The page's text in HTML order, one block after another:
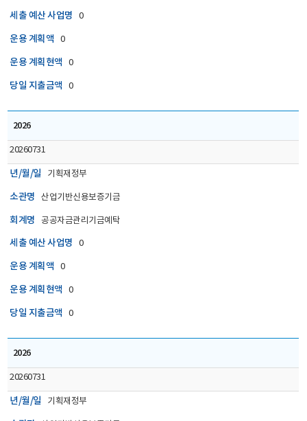
세출 예산 사업명 0
운용 계획액 0
운용 계획현액 0
당일 지출금액 0
2026
20260731
년/월/일 기획재정부
소관명 산업기반신용보증기금
회계명 공공자금관리기금예탁
세출 예산 사업명 0
운용 계획액 0
운용 계획현액 0
당일 지출금액 0
2026
20260731
년/월/일 기획재정부